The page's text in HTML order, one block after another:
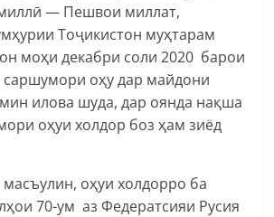
миллӣ — Пешвои миллат,
Тоҷикистон муҳтарам
моҳи декабри соли 2020 барои
саршумори оҳу дар майдони
илова шуда, дар оянда нақша
оҳуи холдор боз ҳам зиёд
оҳуи холдорро ба
70-ум аз Федератсияи Русия